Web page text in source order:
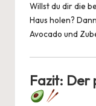
Willst du dir die
Haus holen?
Avocado und
Fazit: Der